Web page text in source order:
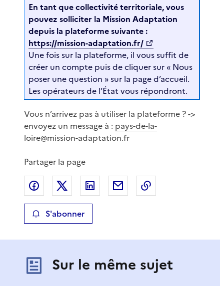
En tant que collectivité territoriale, vous
pouvez solliciter la Mission Adaptation
depuis la plateforme suivante :
https://mission-adaptation.fr/
Une fois sur la plateforme, il vous suffit de
créer un compte puis de cliquer sur « Nous
poser une question » sur la page d’accueil.
Les opérateurs de l’État vous répondront.
Vous n’arrivez pas à utiliser la plateforme ? ->
envoyez un message à : pays-de-la-
loire@mission-adaptation.fr
Partager la page
Partager sur Facebook
Partager sur XPartager sur LinkedIn
Partager par email
S'abonner
Sur le même sujet